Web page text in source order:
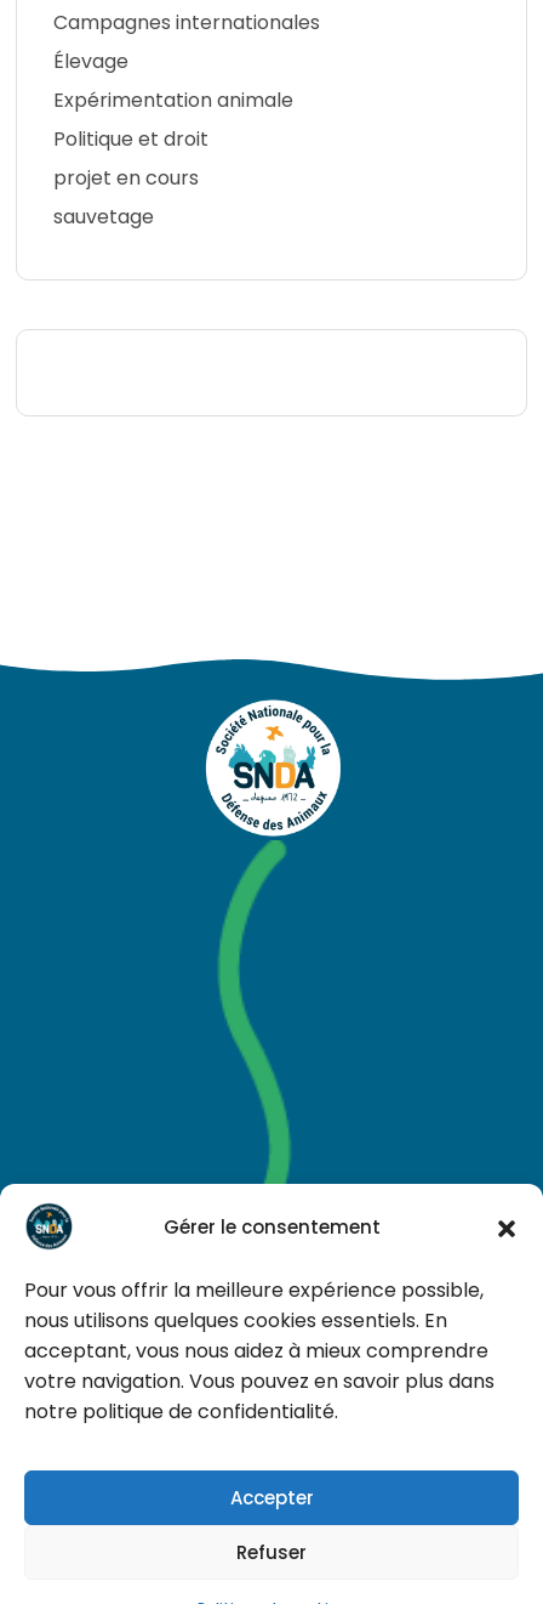
Gérer le consentement
Pour vous offrir la meilleure expérience possible,
nous utilisons quelques cookies essentiels. En
acceptant, vous nous aidez à mieux comprendre
votre navigation. Vous pouvez en savoir plus dans
notre politique de confidentialité.
Accepter
Refuser
Campagnes internationales
Élevage
Expérimentation animale
Politique et droit
projet en cours
sauvetage
Faire un don
Un animal est un être qui vit, qui pense, qui souffre
Tous droits réservés © 2026snda.asso.fr|
Politique de confidentialité